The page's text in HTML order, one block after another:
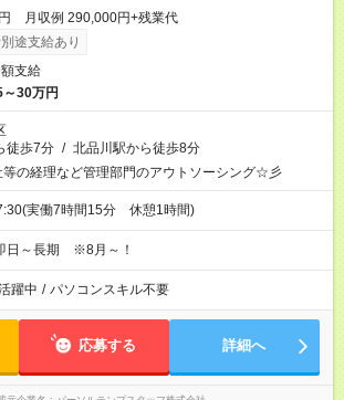
月収例 290,000円+残業代
途支給あり
支給
～30万円
徒歩7分 / 北品川駅から徒歩8分
等の経理など管理部門のアウトソーシング☆彡
実働7時間15分 休憩1時間)
日～長期 ※8月～！
躍中 / パソコンスキル不要
応募する 詳細へ